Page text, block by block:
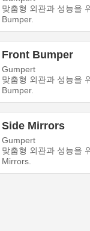
맞춤형 외관과 성능을
Bumper.
Front Bumper
Gumpert
맞춤형 외관과 성능을
Bumper.
Side Mirrors
Gumpert
맞춤형 외관과 성능을
Mirrors.